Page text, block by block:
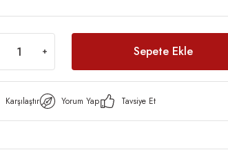
Sepete Ekle
Karşılaştır Yorum Yap Tavsiye Et